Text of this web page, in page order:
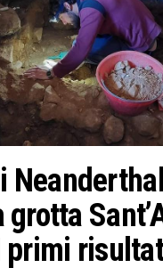
Neanderthal
primi